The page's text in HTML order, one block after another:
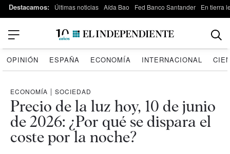
Destacamos: Últimas noticias Aída Bao Fed Banco Santander En tierra
OPINIÓN ESPAÑA ECONOMÍA INTERNACIONAL
ECONOMÍA | SOCIEDAD
Precio de la luz hoy, 10 de junio
de 2026: ¿Por qué se dispara el
coste por la noche?